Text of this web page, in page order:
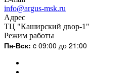
info@argus-msk.ru
Адрес
ТЦ "Каширский двор-1"
Режим работы
Пн-Вск: c 09:00 до 21:00